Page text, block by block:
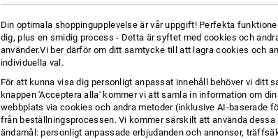
Din optimala shoppingupplevelse är vår uppgift! Perfekta
dig, plus en smidig process - Detta är syftet med cookies och
använder.Vi ber därför om ditt samtycke till att lagra cookies och
individuella val.
För att kunna visa dig personligt anpassat innehåll behöver vi ditt
knappen 'Acceptera alla' kommer vi att samla in information om
webbplats via cookies och andra metoder (inklusive AI‑baserade
från beställningsprocessen. Vi kommer särskilt att använda
ändamål: personligt anpassade erbjudanden och annonser,